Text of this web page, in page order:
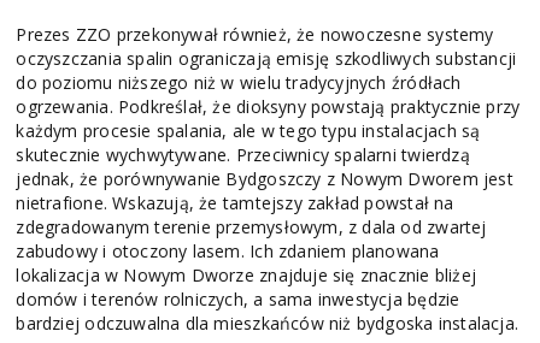
Prezes ZZO przekonywał również, że nowoczesne systemy
oczyszczania spalin ograniczają emisję szkodliwych substancji
do poziomu niższego niż w wielu tradycyjnych źródłach
ogrzewania. Podkreślał, że dioksyny powstają praktycznie przy
każdym procesie spalania, ale w tego typu instalacjach są
skutecznie wychwytywane. Przeciwnicy spalarni twierdzą
jednak, że porównywanie Bydgoszczy z Nowym Dworem jest
nietrafione. Wskazują, że tamtejszy zakład powstał na
zdegradowanym terenie przemysłowym, z dala od zwartej
zabudowy i otoczony lasem. Ich zdaniem planowana
lokalizacja w Nowym Dworze znajduje się znacznie bliżej
domów i terenów rolniczych, a sama inwestycja będzie
bardziej odczuwalna dla mieszkańców niż bydgoska instalacja.